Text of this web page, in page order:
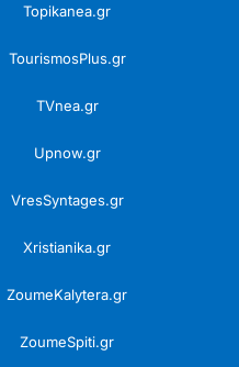
Topikanea.gr
TourismosPlus.gr
TVnea.gr
Upnow.gr
VresSyntages.gr
Xristianika.gr
ZoumeKalytera.gr
ZoumeSpiti.gr